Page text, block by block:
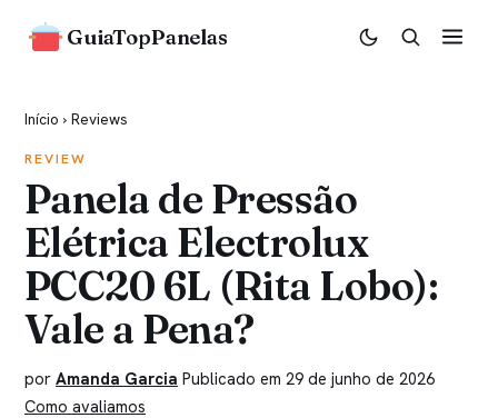
GuiaTopPanelas
Início › Reviews
REVIEW
Panela de Pressão
Elétrica Electrolux
PCC20 6L (Rita Lobo):
Vale a Pena?
por Amanda Garcia Publicado em 29 de junho de 2026
Como avaliamos